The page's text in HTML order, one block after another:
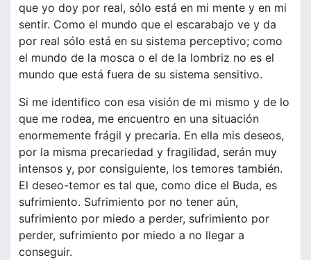
que yo doy por real, sólo está en mi mente y en mi
sentir. Como el mundo que el escarabajo ve y da
por real sólo está en su sistema perceptivo; como
el mundo de la mosca o el de la lombriz no es el
mundo que está fuera de su sistema sensitivo.
Si me identifico con esa visión de mi mismo y de lo
que me rodea, me encuentro en una situación
enormemente frágil y precaria. En ella mis deseos,
por la misma precariedad y fragilidad, serán muy
intensos y, por consiguiente, los temores también.
El deseo-temor es tal que, como dice el Buda, es
sufrimiento. Sufrimiento por no tener aún,
sufrimiento por miedo a perder, sufrimiento por
perder, sufrimiento por miedo a no llegar a
conseguir.